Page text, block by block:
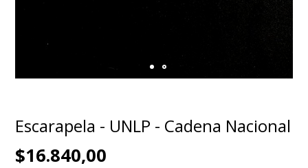
Escarapela - UNLP - Cadena Nacional
$16.840,00